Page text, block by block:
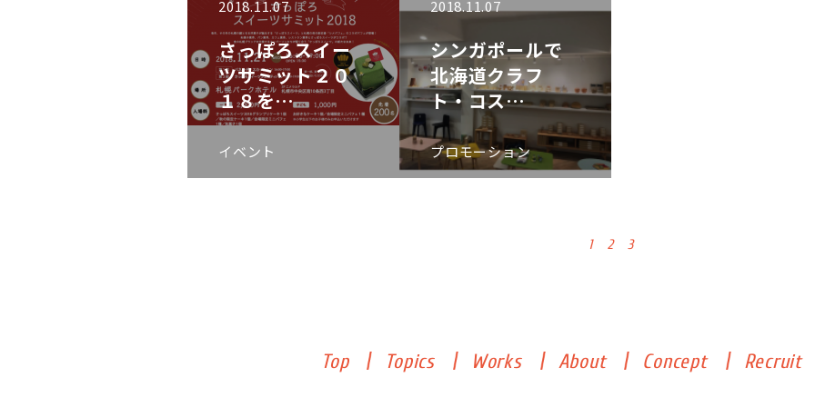
2018.11.07
さっぽろスイー
ツサミット２０
１８を…
イベント
2018.11.07
シンガポールで
北海道クラフ
ト・コス…
プロモーション
1 2 3
Top Topics Works About Concept Recruit